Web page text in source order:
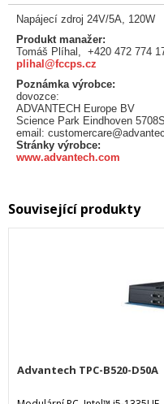
Napájecí zdroj 24V/5A, 120W
Produkt manažer:
Tomáš Plíhal, +420 472 774
plihal@fccps.cz
Poznámka výrobce:
dovozce:
ADVANTECH Europe BV
Science Park Eindhoven
email:
Stránky výrobce:
www.advantech.com
Související produkty
Advantech TPC-B520-D50A